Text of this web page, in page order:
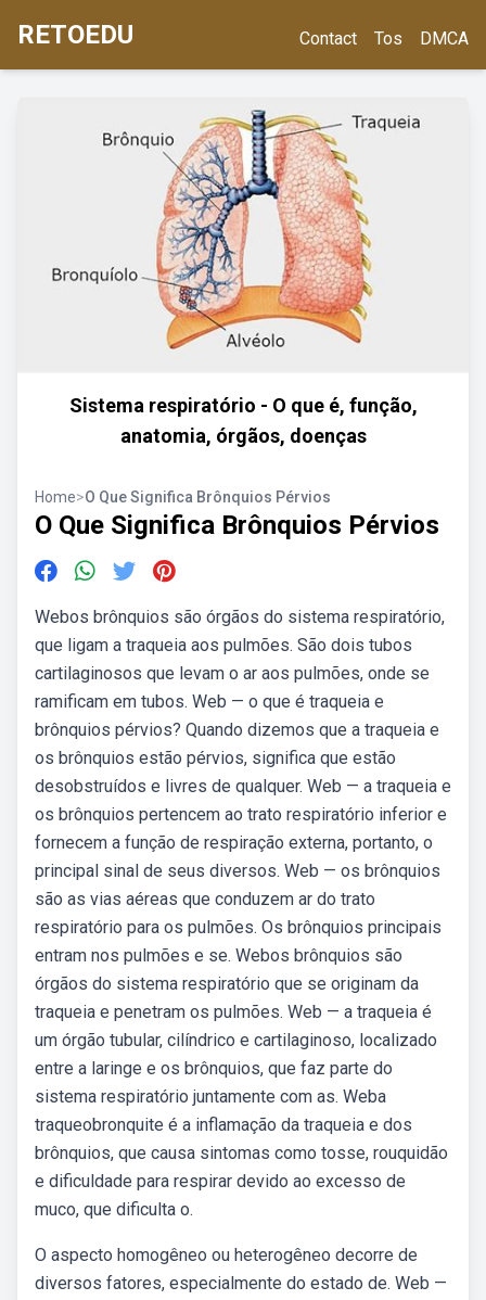
RETOEDU Contact Tos DMCA
Sistema respiratório - O que é, função,
anatomia, órgãos, doenças
Home>O Que Significa Brônquios Pérvios
O Que Significa Brônquios Pérvios
Webos brônquios são órgãos do sistema respiratório,
que ligam a traqueia aos pulmões. São dois tubos
cartilaginosos que levam o ar aos pulmões, onde se
ramificam em tubos. Web — o que é traqueia e
brônquios pérvios? Quando dizemos que a traqueia e
os brônquios estão pérvios, significa que estão
desobstruídos e livres de qualquer. Web — a traqueia e
os brônquios pertencem ao trato respiratório inferior e
fornecem a função de respiração externa, portanto, o
principal sinal de seus diversos. Web — os brônquios
são as vias aéreas que conduzem ar do trato
respiratório para os pulmões. Os brônquios principais
entram nos pulmões e se. Webos brônquios são
órgãos do sistema respiratório que se originam da
traqueia e penetram os pulmões. Web — a traqueia é
um órgão tubular, cilíndrico e cartilaginoso, localizado
entre a laringe e os brônquios, que faz parte do
sistema respiratório juntamente com as. Weba
traqueobronquite é a inflamação da traqueia e dos
brônquios, que causa sintomas como tosse, rouquidão
e dificuldade para respirar devido ao excesso de
muco, que dificulta o.
O aspecto homogêneo ou heterogêneo decorre de
diversos fatores, especialmente do estado de. Web —